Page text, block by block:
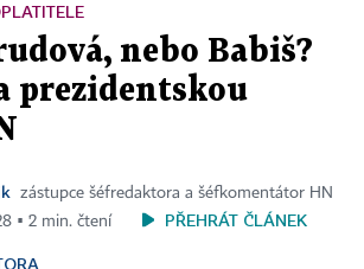
nebo Babiš?
prezidentskou
zástupce šéfredaktora a šéfkomentátor HN
▪ 2 min. čtení
PŘEHRÁT ČLÁNEK